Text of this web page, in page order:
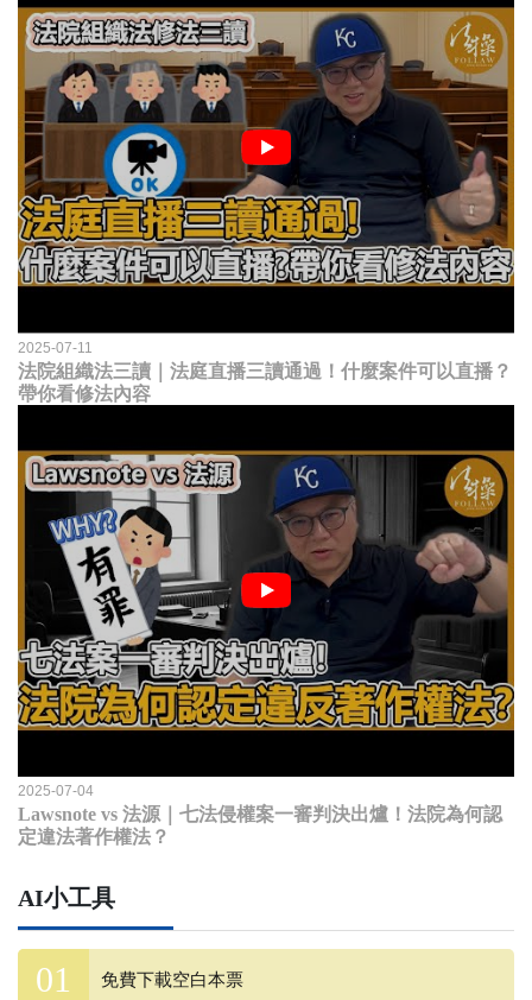
2025-07-11
法院組織法三讀｜法庭直播三讀通過！什麼案件可以直播？
帶你看修法內容
2025-07-04
Lawsnote vs 法源｜七法侵權案一審判決出爐！法院為何認
定違法著作權法？
AI小工具
免費下載空白本票